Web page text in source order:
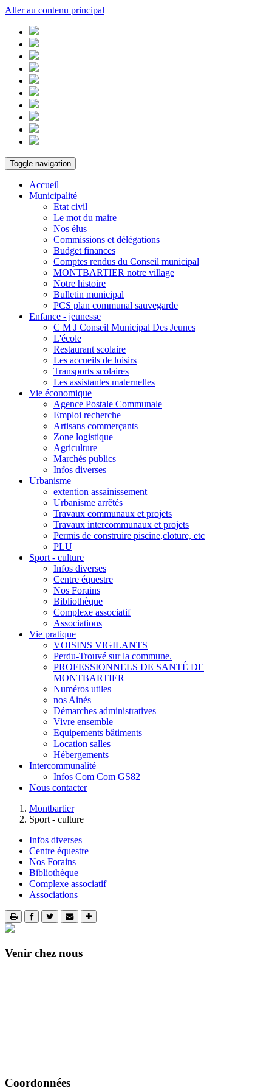
Aller au contenu principal
Toggle navigation
Accueil
Municipalité
Etat civil
Le mot du maire
Nos élus
Commissions et délégations
Budget finances
Comptes rendus du Conseil municipal
MONTBARTIER notre village
Notre histoire
Bulletin municipal
PCS plan communal sauvegarde
Enfance - jeunesse
C M J Conseil Municipal Des Jeunes
L'école
Restaurant scolaire
Les accueils de loisirs
Transports scolaires
Les assistantes maternelles
Vie économique
Agence Postale Communale
Emploi recherche
Artisans commerçants
Zone logistique
Agriculture
Marchés publics
Infos diverses
Urbanisme
extention assainissement
Urbanisme arrêtés
Travaux communaux et projets
Travaux intercommunaux et projets
Permis de construire piscine,cloture, etc
PLU
Sport - culture
Infos diverses
Centre équestre
Nos Forains
Bibliothèque
Complexe associatif
Associations
Vie pratique
VOISINS VIGILANTS
Perdu-Trouvé sur la commune.
PROFESSIONNELS DE SANTÉ DE
MONTBARTIER
Numéros utiles
nos Ainés
Démarches administratives
Vivre ensemble
Equipements bâtiments
Location salles
Hébergements
Intercommunalité
Infos Com Com GS82
Nous contacter
Montbartier
Sport - culture
Infos diverses
Centre équestre
Nos Forains
Bibliothèque
Complexe associatif
Associations
Venir chez nous
Coordonnées